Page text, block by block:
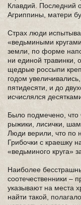
Клавдий. Последний
Агриппины, матери
Страх люди
«ведьмиными
земли, по форме
ни единой травинки,
щедрые россыпи
годом
пятидесяти, и до
исчислялся
Было подмечено, что
рыжики, лисички,
Люди верили, что по
Грибочки с краешку
«ведьминого круга»
Наиболее
соотечественники –
указывают на места
найти такой,